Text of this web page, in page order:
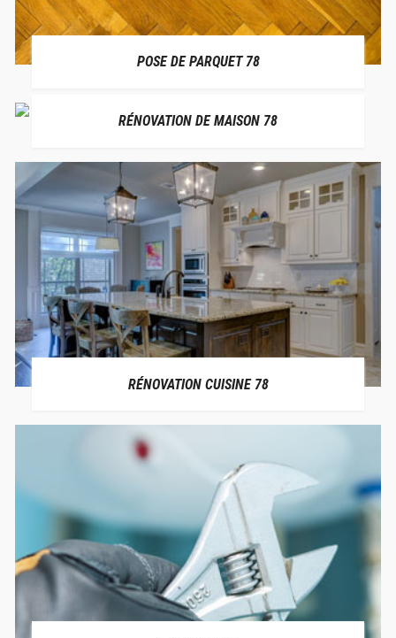
POSE DE PARQUET 78
RÉNOVATION DE MAISON 78
RÉNOVATION CUISINE 78